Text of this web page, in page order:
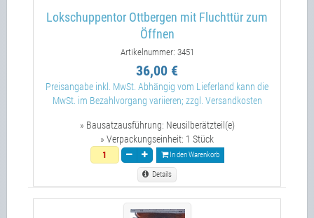
Lokschuppentor Ottbergen mit Fluchttür zum
Öffnen
Artikelnummer: 3451
36,00 €
Preisangabe inkl. MwSt. Abhängig vom Lieferland kann die
MwSt. im Bezahlvorgang variieren; zzgl. Versandkosten
» Bausatzausführung: Neusilberätzteil(e)
» Verpackungseinheit: 1 Stück
In den Warenkorb
Details